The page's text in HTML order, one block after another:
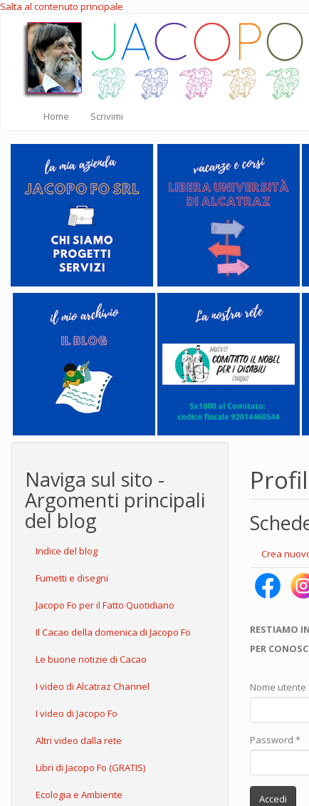
Salta al contenuto principale
Home Scrivimi
Naviga sul sito -
Argomenti principali
del blog
Indice del blog
Fumetti e disegni
Jacopo Fo per il Fatto Quotidiano
Il Cacao della domenica di Jacopo Fo
Le buone notizie di Cacao
I video di Alcatraz Channel
I video di Jacopo Fo
Altri video dalla rete
Libri di Jacopo Fo (GRATIS)
Ecologia e Ambiente
Crea
RESTIAMO
PER
Nome utente
Password *
Accedi